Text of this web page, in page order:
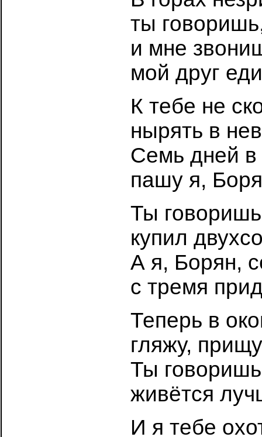
ты
и мне
мой друг
К тебе не
нырять в
Семь дней
пашу я,
Ты
купил
А я, Борян,
с тремя
Теперь в
гляжу,
Ты
живётся
И я тебе